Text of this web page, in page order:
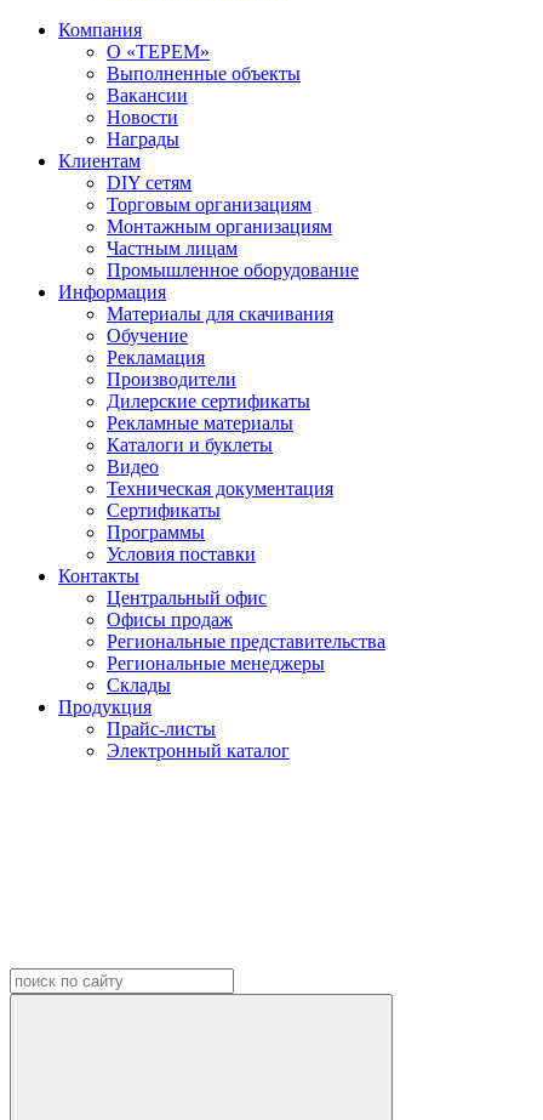
Компания
О «ТЕРЕМ»
Выполненные объекты
Вакансии
Новости
Награды
Клиентам
DIY сетям
Торговым организациям
Монтажным организациям
Частным лицам
Промышленное оборудование
Информация
Материалы для скачивания
Обучение
Рекламация
Производители
Дилерские сертификаты
Рекламные материалы
Каталоги и буклеты
Видео
Техническая документация
Сертификаты
Программы
Условия поставки
Контакты
Центральный офис
Офисы продаж
Региональные представительства
Региональные менеджеры
Склады
Продукция
Прайс-листы
Электронный каталог